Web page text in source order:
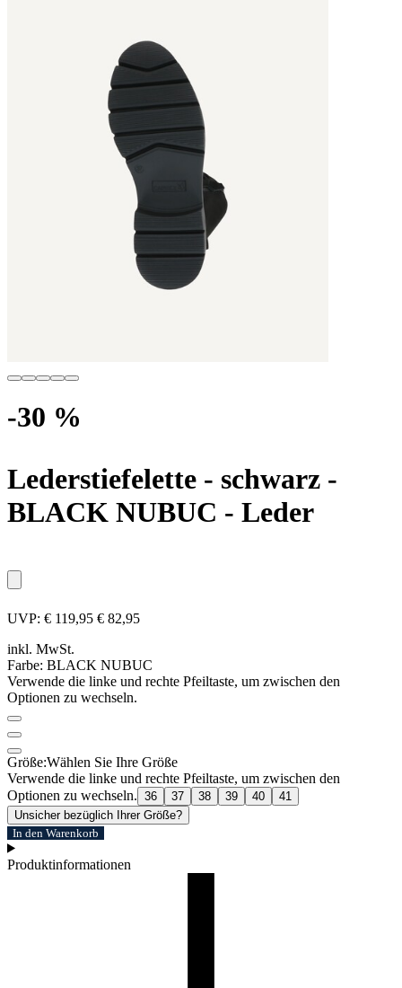
-30 %
Lederstiefelette - schwarz -
BLACK NUBUC - Leder
UVP: € 119,95 € 82,95
inkl. MwSt.
Farbe: BLACK NUBUC
Verwende die linke und rechte Pfeiltaste, um zwischen den
Optionen zu wechseln.
Größe:Wählen Sie Ihre Größe
Verwende die linke und rechte Pfeiltaste, um zwischen den
Optionen zu wechseln. 36 37 38 39 40
41
Unsicher bezüglich Ihrer Größe?
In den Warenkorb
Produktinformationen